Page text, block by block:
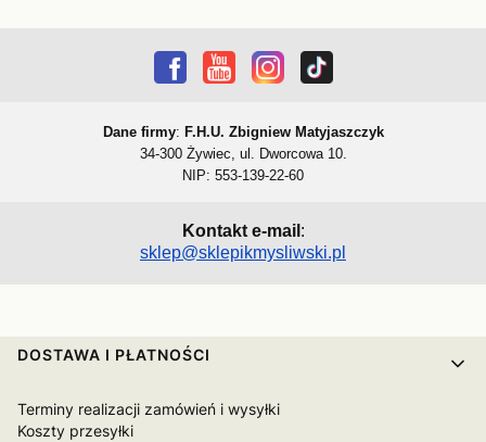
Dane firmy: F.H.U. Zbigniew Matyjaszczyk
34-300 Żywiec, ul. Dworcowa 10.
NIP: 553-139-22-60
Kontakt e-mail :
sklep@sklepikmysliwski.pl
Linki w stopce
DOSTAWA I PŁATNOŚCI
Terminy realizacji zamówień i wysyłki
Koszty przesyłki